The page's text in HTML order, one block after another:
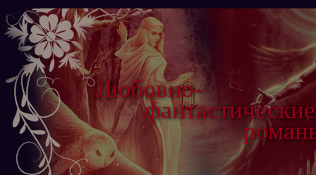
Любовно-
фантастические